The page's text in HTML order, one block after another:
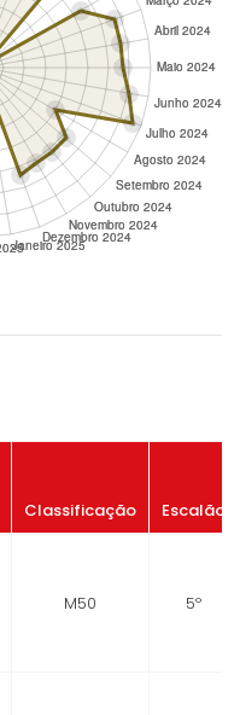
Classificação Escalão
M50 5º